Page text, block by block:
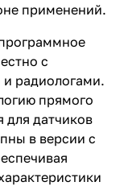
применений.
с
радиологами.
прямого
для датчиков
в версии с